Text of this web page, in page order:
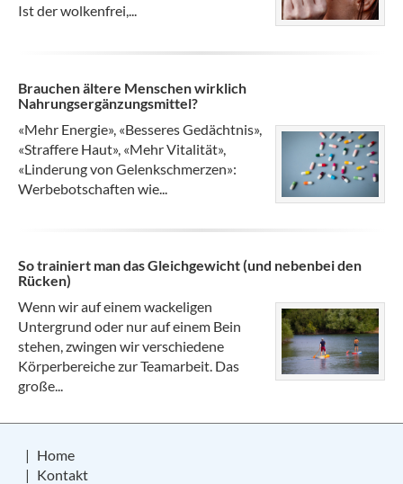
Ist der wolkenfrei,...
Brauchen ältere Menschen wirklich
Nahrungsergänzungsmittel?
«Mehr Energie», «Besseres Gedächtnis»,
«Straffere Haut», «Mehr Vitalität»,
«Linderung von Gelenkschmerzen»:
Werbebotschaften wie...
So trainiert man das Gleichgewicht (und nebenbei den
Rücken)
Wenn wir auf einem wackeligen
Untergrund oder nur auf einem Bein
stehen, zwingen wir verschiedene
Körperbereiche zur Teamarbeit. Das
große...
Home
Kontakt